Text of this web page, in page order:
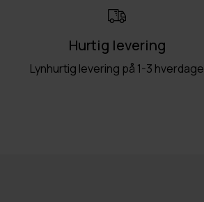
Hurtig levering
Lynhurtig levering på 1-3 hverdage